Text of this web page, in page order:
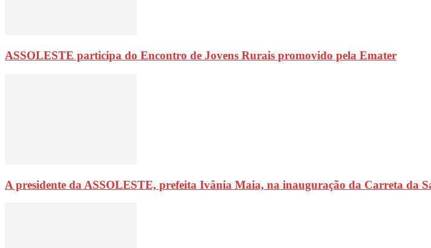
ASSOLESTE participa do Encontro de Jovens Rurais promovido pela Emater
A presidente da ASSOLESTE, prefeita Ivânia Maia, na inauguração da Carreta da